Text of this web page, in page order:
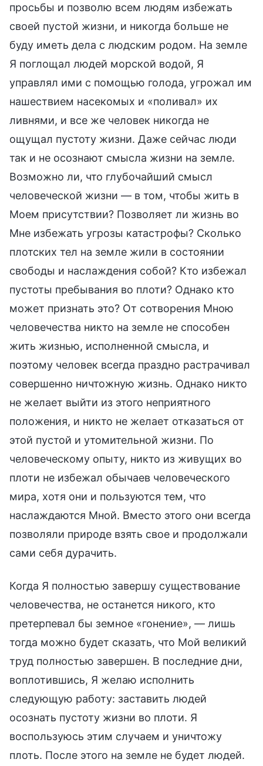
просьбы и позволю всем людям избежать
своей пустой жизни, и никогда больше не
буду иметь дела с людским родом. На земле
Я поглощал людей морской водой, Я
управлял ими с помощью голода, угрожал им
нашествием насекомых и «поливал» их
ливнями, и все же человек никогда не
ощущал пустоту жизни. Даже сейчас люди
так и не осознают смысла жизни на земле.
Возможно ли, что глубочайший смысл
человеческой жизни — в том, чтобы жить в
Моем присутствии? Позволяет ли жизнь во
Мне избежать угрозы катастрофы? Сколько
плотских тел на земле жили в состоянии
свободы и наслаждения собой? Кто избежал
пустоты пребывания во плоти? Однако кто
может признать это? От сотворения Мною
человечества никто на земле не способен
жить жизнью, исполненной смысла, и
поэтому человек всегда праздно растрачивал
совершенно ничтожную жизнь. Однако никто
не желает выйти из этого неприятного
положения, и никто не желает отказаться от
этой пустой и утомительной жизни. По
человеческому опыту, никто из живущих во
плоти не избежал обычаев человеческого
мира, хотя они и пользуются тем, что
наслаждаются Мной. Вместо этого они всегда
позволяли природе взять свое и продолжали
сами себя дурачить.
Когда Я полностью завершу существование
человечества, не останется никого, кто
претерпевал бы земное «гонение», — лишь
тогда можно будет сказать, что Мой великий
труд полностью завершен. В последние дни,
воплотившись, Я желаю исполнить
следующую работу: заставить людей
осознать пустоту жизни во плоти. Я
воспользуюсь этим случаем и уничтожу
плоть. После этого на земле не будет людей.